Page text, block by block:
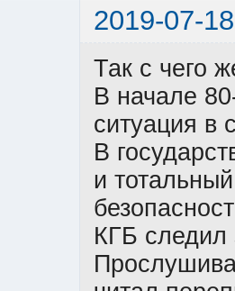
2019-07-
Так с чего
В начале
ситуация в
В
и
КГБ следил